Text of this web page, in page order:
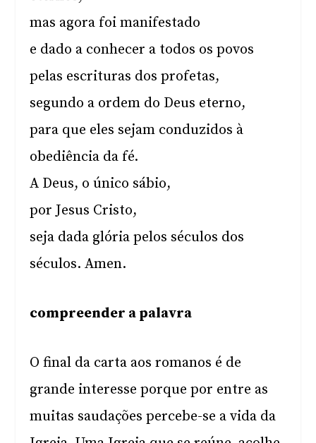
mas agora foi manifestado
e dado a conhecer a todos os povos
pelas escrituras dos profetas,
segundo a ordem do Deus eterno,
para que eles sejam conduzidos à
obediência da fé.
A Deus, o único sábio,
por Jesus Cristo,
seja dada glória pelos séculos dos
séculos. Amen.
compreender a palavra
O final da carta aos romanos é de
grande interesse porque por entre as
muitas saudações percebe-se a vida da